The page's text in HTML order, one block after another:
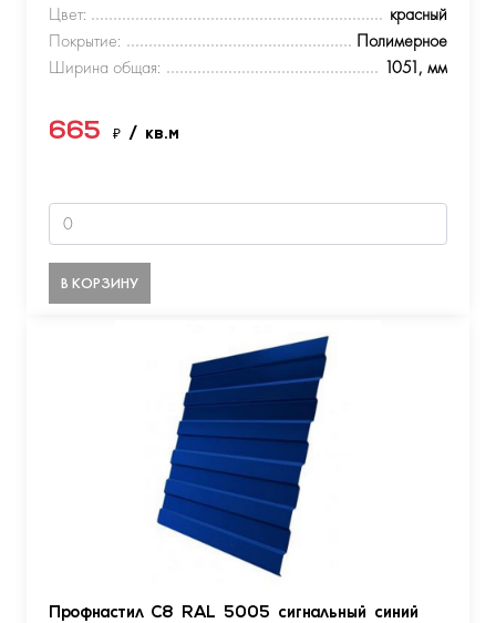
Цвет:
красный
Покрытие:
Полимерное
Ширина общая:
1051, мм
665 ₽ / кв.м
В КОРЗИНУ
Профнастил С8 RAL 5005 сигнальный синий